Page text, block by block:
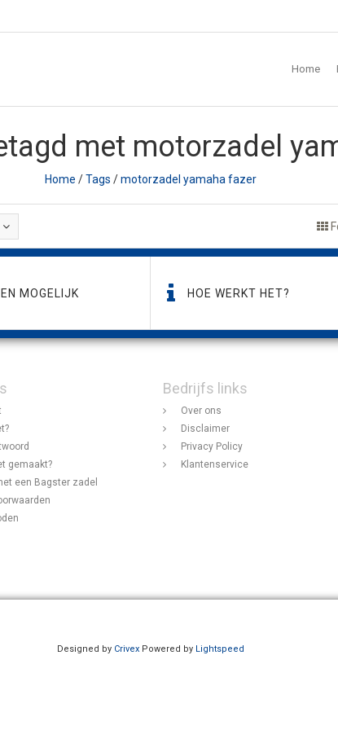
Home
met motorzadel
Home /Tags /motorzadel yamaha fazer
MOGELIJK HOE WERKT HET?
gemaakt?
een Bagster zadel
Bedrijfs links
Over ons
Disclaimer
Privacy Policy
Klantenservice
Designed by Crivex Powered by Lightspeed